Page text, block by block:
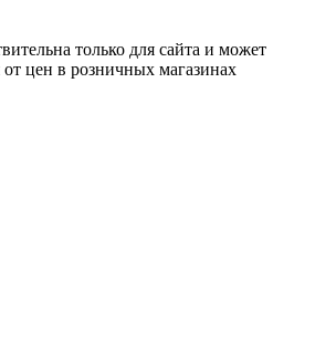
только для сайта и может
от цен в розничных магазинах